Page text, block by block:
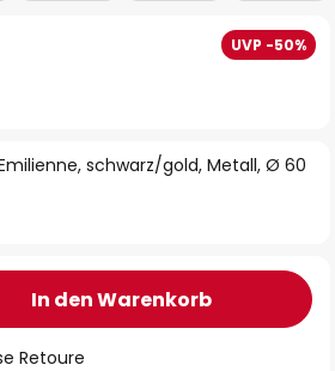
schwarz/gold, Metall, Ø 60
UVP -50%
In den Warenkorb
Retoure